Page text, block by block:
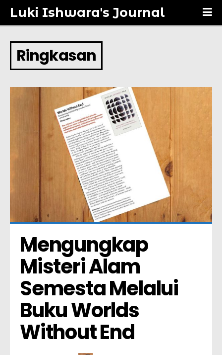
Luki Ishwara's Journal
Ringkasan
Mengungkap
Misteri Alam
Semesta Melalui
Buku Worlds
Without End